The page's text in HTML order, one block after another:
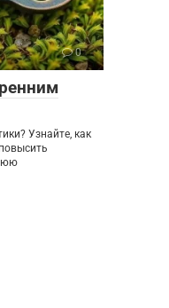
0
Узнайте, как